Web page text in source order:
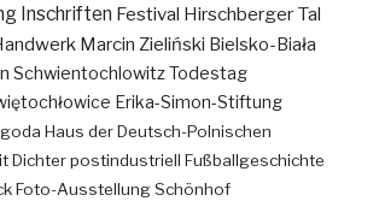
Inschriften Festival Hirschberger Tal
Marcin Zieliński Bielsko-Biała
SchwientochlowitzTodestag
Erika-Simon-Stiftung
Haus der Deutsch-Polnischen
Dichterpostindustriell Fußballgeschichte
Foto-AusstellungSchönhof